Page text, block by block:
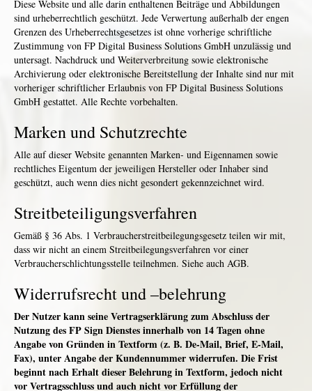
Diese Website und alle darin enthaltenen Beiträge und Abbildungen
sind urheberrechtlich geschützt. Jede Verwertung außerhalb der engen
Grenzen des Urheberrechtsgesetzes ist ohne vorherige schriftliche
Zustimmung von FP Digital Business Solutions GmbH unzulässig und
untersagt. Nachdruck und Weiterverbreitung sowie elektronische
Archivierung oder elektronische Bereitstellung der Inhalte sind nur mit
vorheriger schriftlicher Erlaubnis von FP Digital Business Solutions
GmbH gestattet. Alle Rechte vorbehalten.
Marken und Schutzrechte
Alle auf dieser Website genannten Marken- und Eigennamen sowie
rechtliches Eigentum der jeweiligen Hersteller oder Inhaber sind
geschützt, auch wenn dies nicht gesondert gekennzeichnet wird.
Streitbeteiligungsverfahren
Gemäß § 36 Abs. 1 Verbraucherstreitbeilegungsgesetz teilen wir mit,
dass wir nicht an einem Streitbeilegungsverfahren vor einer
Verbraucherschlichtungsstelle teilnehmen. Siehe auch AGB.
Widerrufsrecht und –belehrung
Der Nutzer kann seine Vertragserklärung zum Abschluss der
Nutzung des FP Sign Dienstes innerhalb von 14 Tagen ohne
Angabe von Gründen in Textform (z. B. De-Mail, Brief, E-Mail,
Fax), unter Angabe der Kundennummer widerrufen. Die Frist
beginnt nach Erhalt dieser Belehrung in Textform, jedoch nicht
vor Vertragsschluss und auch nicht vor Erfüllung der